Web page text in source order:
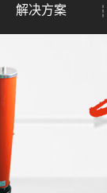
解决方案